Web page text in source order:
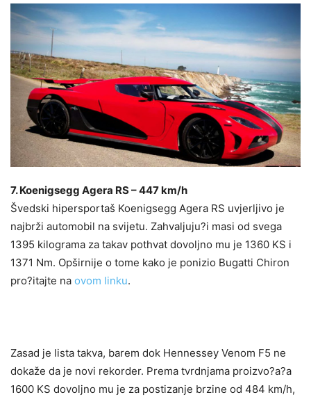
7. Koenigsegg Agera RS – 447 km/h
Švedski hipersportaš Koenigsegg Agera RS uvjerljivo je
najbrži automobil na svijetu. Zahvaljuju?i masi od svega
1395 kilograma za takav pothvat dovoljno mu je 1360 KS i
1371 Nm. Opširnije o tome kako je ponizio Bugatti Chiron
pro?itajte na ovom linku.
Zasad je lista takva, barem dok Hennessey Venom F5 ne
dokaže da je novi rekorder. Prema tvrdnjama proizvo?a?a
1600 KS dovoljno mu je za postizanje brzine od 484 km/h,